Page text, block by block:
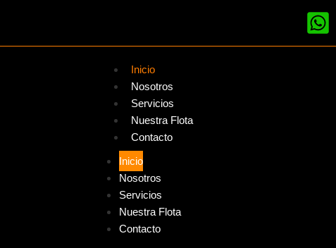
Inicio
Nosotros
Servicios
Nuestra Flota
Contacto
Inicio
Nosotros
Servicios
Nuestra Flota
Contacto